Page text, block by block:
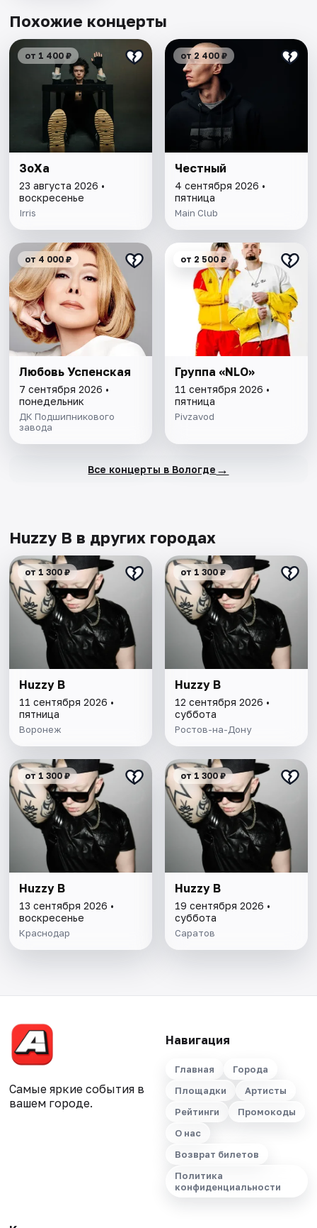
Похожие концерты
от 1 400 ₽
ЗоХа
23 августа 2026 •
воскресенье
Irris
от 2 400 ₽
Честный
4 сентября 2026 •
пятница
Main Сlub
от 4 000 ₽
Любовь Успенская
7 сентября 2026 •
понедельник
ДК Подшипникового
завода
от 2 500 ₽
Группа «NLO»
11 сентября 2026 •
пятница
Pivzavod
Все концерты в Вологде →
Huzzy B в других городах
от 1 300 ₽
Huzzy B
11 сентября 2026 •
пятница
Воронеж
от 1 300 ₽
Huzzy B
12 сентября 2026 •
суббота
Ростов-на-Дону
от 1 300 ₽
Huzzy B
13 сентября 2026 •
воскресенье
Краснодар
от 1 300 ₽
Huzzy B
19 сентября 2026 •
суббота
Саратов
Самые яркие события в
вашем городе.
Навигация
Главная
Города
Площадки
Артисты
Рейтинги
Промокоды
О нас
Возврат билетов
Политика
конфиденциальности